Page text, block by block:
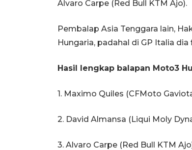
Alvaro Carpe (Red Bull KTM Ajo).
Pembalap Asia Tenggara lain,
Hungaria, padahal di GP Italia
Hasil lengkap balapan Moto3
1. Maximo Quiles (CFMoto
2. David Almansa (Liqui Moly
3. Alvaro Carpe (Red Bull KTM